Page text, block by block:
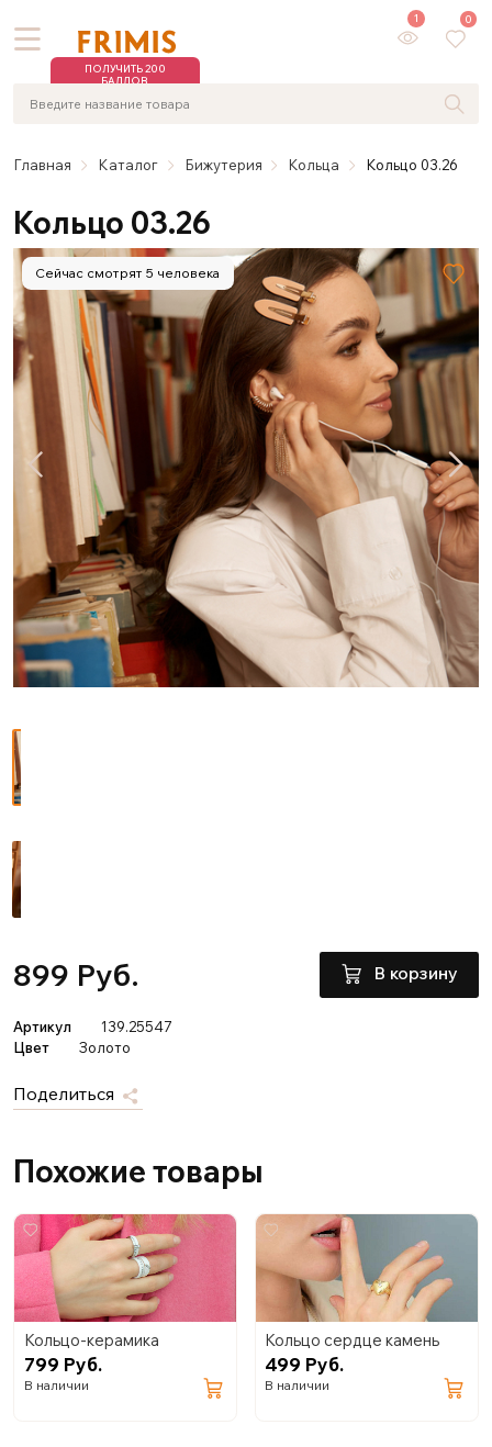
ПОЛУЧИТЬ 200
БАЛЛОВ
1 0
Главная Каталог Бижутерия Кольца Кольцо 03.26
Кольцо 03.26
Сейчас смотрят 5 человека
899 Руб. В корзину
Артикул
139.25547
Цвет
Золото
Поделиться
Похожие товары
Кольцо-керамика
799 Руб.
В наличии
Кольцо сердце камень
499 Руб.
В наличии